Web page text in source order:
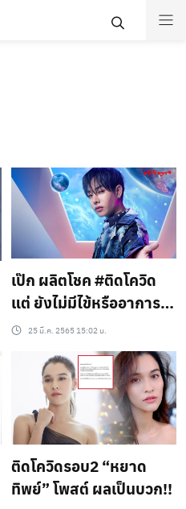
เป๊ก ผลิตโชค #ติดโควิด
แต่ ยังไม่มีไข้หรืออาการ
รุนแรง
25 มี.ค. 2565 15:02 น.
ติดโควิดรอบ2​ “หยาด
ทิพย์” โพสต์ ผลเป็นบวก!!